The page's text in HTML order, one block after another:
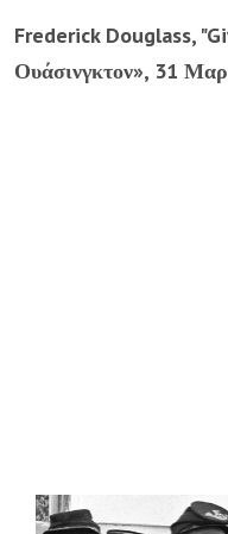
Frederick Douglass,
Ουάσινγκτον», 31